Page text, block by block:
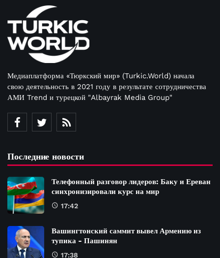
Медиаплатформа «Тюркский мир» (Turkic.World) начала
свою деятельность в 2021 году в результате сотрудничества
АМИ Trend и турецкой "Albayrak Media Group"
Последние новости
Телефонный разговор лидеров: Баку и Ереван
синхронизировали курс на мир
17:42
Вашингтонский саммит вывел Армению из
тупика - Пашинян
17:38